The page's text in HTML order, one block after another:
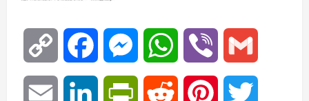
Copy
Link
Facebook MessengerWhatsAppViber
Email LinkedIn PrintFriendly
Reddit Pinterest